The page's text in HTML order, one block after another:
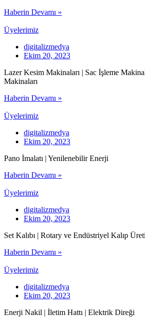
Haberin Devamı »
Üyelerimiz
digitalizmedya
Ekim 20, 2023
Lazer Kesim Makinaları | Sac İşleme
Makinaları
Haberin Devamı »
Üyelerimiz
digitalizmedya
Ekim 20, 2023
Pano İmalatı | Yenilenebilir Enerji
Haberin Devamı »
Üyelerimiz
digitalizmedya
Ekim 20, 2023
Set Kalıbı | Rotary ve Endüstriyel Kalıp
Haberin Devamı »
Üyelerimiz
digitalizmedya
Ekim 20, 2023
Enerji Nakil | İletim Hattı | Elektrik Direği